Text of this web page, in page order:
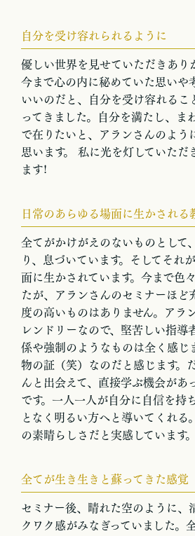
自分を受け容れられるように
優しい世界を見せていただきあり
今まで心の内に秘めていた思いや
いいのだと、自分を受け容れるこ
ってきました。自分を満たし、ま
で在りたいと、アランさんのよう
思います。 私に光を灯していただ
ます!
日常のあらゆる場面に生かされる
全てがかけがえのないものとして
り、息づいています。そしてそれ
面に生かされています。今まで色
たが、アランさんのセミナーほど
度の高いものはありません。アラ
レンドリーなので、堅苦しい指導
係や強制のようなものは全く感じ
物の証（笑）なのだと感じます。
んと出会えて、直接学ぶ機会があ
です。一人一人が自分に自信を持
となく明るい方へと導いてくれる
の素晴らしさだと実感しています。
全てが生き生きと蘇ってきた感覚
セミナー後、晴れた空のように、
クワク感がみなぎっていました。